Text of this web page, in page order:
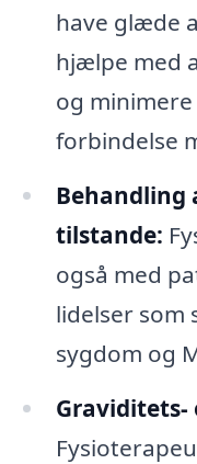
have glæde
hjælpe med
og
forbindelse
Behandling
tilstande:
også med
lidelser som
sygdom og